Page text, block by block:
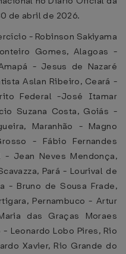
de abril de 2026.
- Robinson Sakiyama
Gomes, Alagoas -
- Jesus de Nazaré
Aslan Ribeiro, Ceará -
Federal -José Itamar
Suzana Costa, Goiás -
Maranhão - Magno
- Fábio Fernandes
Jean Neves Mendonça,
Pará - Lourival de
- Bruno de Sousa Frade,
Pernambuco - Artur
das Graças Moraes
Leonardo Lobo Pires, Rio
Xavier, Rio Grande do